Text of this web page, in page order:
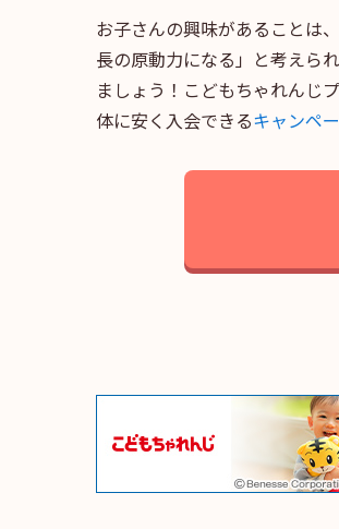
お子さんの興味があることは
長の原動力になる」と考えら
ましょう！こどもちゃれんじ
体に安く入会できるキャンペ